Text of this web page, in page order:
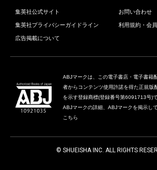
集英社公式サイト お問い合わせ
集英社プライバシーガイドライン 利用規約・会
広告掲載について
ABJマークは、この電子書店・電子書籍
者からコンテンツ使用許諾を得た正規版
を示す登録商標(登録番号第6091713号)で
ABJマークの詳細、ABJマークを掲示し
こちら
© SHUEISHA INC. ALL RIGHTS